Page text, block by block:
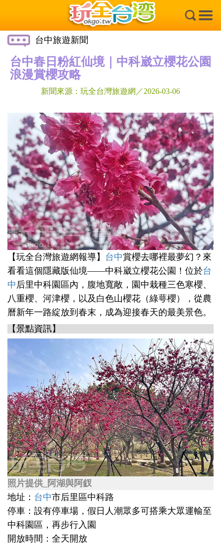
×
台中旅遊新聞
台中春日粉紅仙境｜中科崴立櫻花公園
浪漫賞櫻攻略
新聞來源：玩全台灣旅遊網／2026-03-06
【玩全台灣旅遊網報導】 台中賞櫻去哪裡最夢幻？來
看看這個隱藏版仙境——中科崴立櫻花公園！位於台
中 后里中科園區內，腹地寬敞，園中栽種三色寒櫻、
八重櫻、河津櫻，以及白色山櫻花（綠萼櫻），從農
曆新年一路綻放到春末，成為迎接春天的最美景色。
【景點資訊】
照片提供_阿湖與阿釵
地址： 台中市后里區中科路
停車：設有停車場，假日人潮眾多可搭乘大眾運輸至
中科園區，再步行入園
開放時間：全天開放